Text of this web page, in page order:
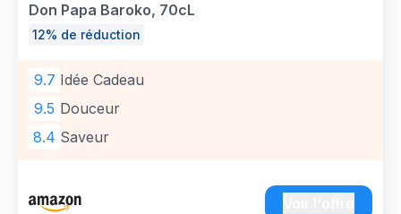
Don Papa Baroko, 70cL
12% de réduction
9.7 Idée Cadeau
9.5 Douceur
8.4 Saveur